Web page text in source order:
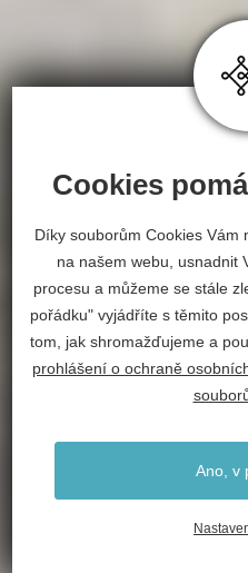
Cookies
Díky souborům Cookies
na našem webu, usnadnit
procesu a můžeme se stále
pořádku" vyjádříte s těmito
tom, jak shromažďujeme a
prohlášení o ochraně
Ano, v